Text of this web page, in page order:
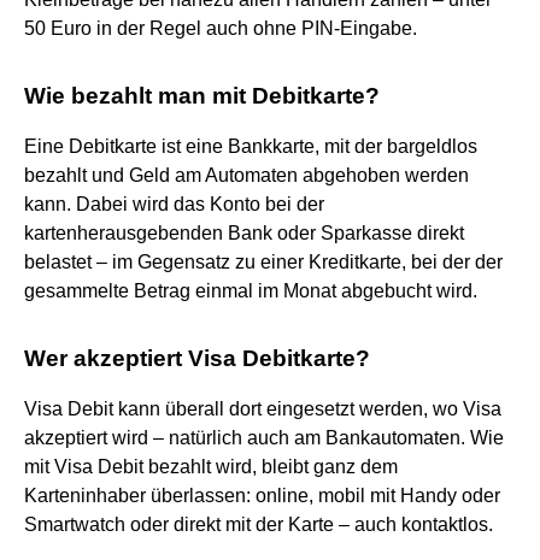
50 Euro in der Regel auch ohne PIN-Eingabe.
Wie bezahlt man mit Debitkarte?
Eine Debitkarte ist eine Bankkarte, mit der bargeldlos
bezahlt und Geld am Automaten abgehoben werden
kann. Dabei wird das Konto bei der
kartenherausgebenden Bank oder Sparkasse direkt
belastet – im Gegensatz zu einer Kreditkarte, bei der der
gesammelte Betrag einmal im Monat abgebucht wird.
Wer akzeptiert Visa Debitkarte?
Visa Debit kann überall dort eingesetzt werden, wo Visa
akzeptiert wird – natürlich auch am Bankautomaten. Wie
mit Visa Debit bezahlt wird, bleibt ganz dem
Karteninhaber überlassen: online, mobil mit Handy oder
Smartwatch oder direkt mit der Karte – auch kontaktlos.